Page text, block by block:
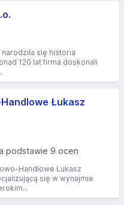
się historia
120 lat firma doskonali
Łukasz
podstawie 9 ocen
Handlowe Łukasz
się w wynajmie